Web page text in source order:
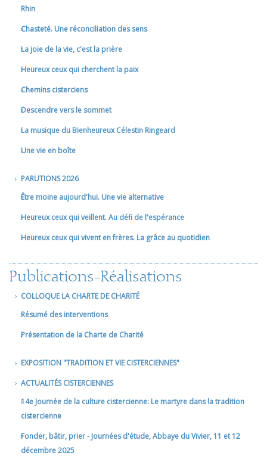
Rhin
Chasteté. Une réconciliation des sens
La joie de la vie, c'est la prière
Heureux ceux qui cherchent la paix
Chemins cisterciens
Descendre vers le sommet
La musique du Bienheureux Célestin Ringeard
Une vie en boîte
PARUTIONS 2026
Être moine aujourd'hui. Une vie alternative
Heureux ceux qui veillent. Au défi de l'espérance
Heureux ceux qui vivent en frères. La grâce au quotidien
Publications-Réalisations
COLLOQUE LA CHARTE DE CHARITÉ
Résumé des interventions
Présentation de la Charte de Charité
EXPOSITION "TRADITION ET VIE CISTERCIENNES"
ACTUALITÉS CISTERCIENNES
14e Journée de la culture cistercienne: Le martyre dans la tradition
cistercienne
Fonder, bâtir, prier - Journées d'étude, Abbaye du Vivier, 11 et 12
décembre 2025